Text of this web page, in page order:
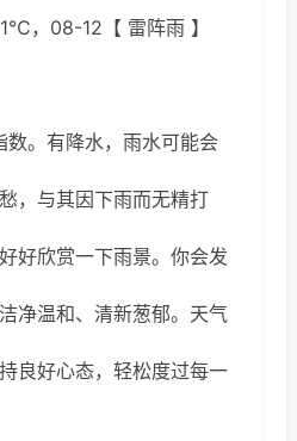
，08-12【 雷阵雨 】
数。有降水，雨水可能会
，与其因下雨而无精打
好欣赏一下雨景。你会发
净温和、清新葱郁。天气
良好心态，轻松度过每一